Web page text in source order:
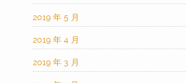
2019 年 5 月
2019 年 4 月
2019 年 3 月